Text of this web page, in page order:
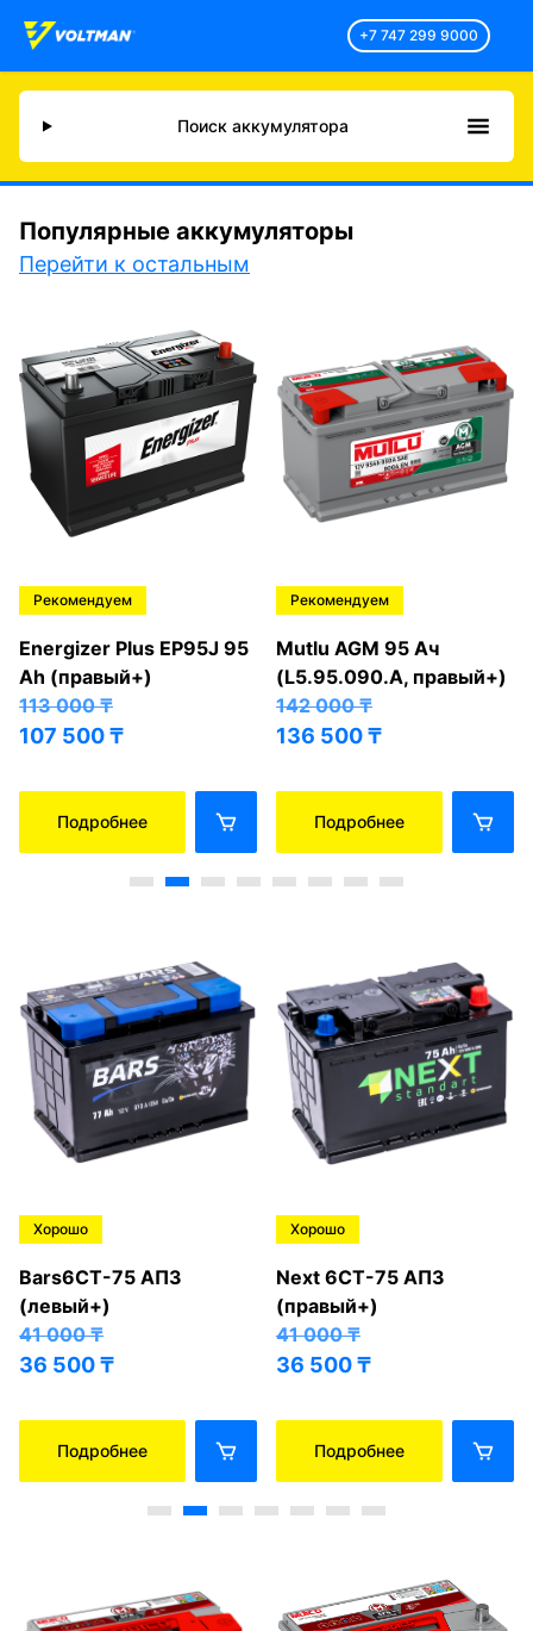
+7 747 299 9000
Поиск аккумулятора
Популярные аккумуляторы
Перейти к остальным
Рекомендуем
Energizer Plus EP95J 95
Ah (правый+)
113 000₸
107 500₸
Подробнее
Рекомендуем
Mutlu AGM 95 Ач
(L5.95.090.A, правый+)
142 000₸
136 500₸
Подробнее
Хорошо
Bars6СТ-75 АПЗ
(левый+)
41 000₸
36 500₸
Подробнее
Хорошо
Next 6СТ-75 АПЗ
(правый+)
41 000₸
36 500₸
Подробнее